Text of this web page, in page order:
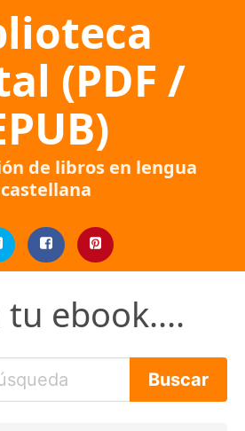
(PDF /
de libros en lengua
castellana
tu ebook....